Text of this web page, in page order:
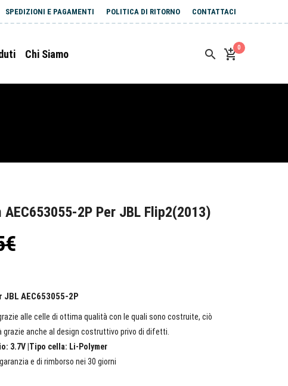
SPEDIZIONI E PAGAMENTI POLITICA DI RITORNO CONTATTACI
Chi Siamo
0
2P Per JBL Flip2(2013)
AEC653055-2P
alle celle di ottima qualità con le quali sono costruite, ciò
grazie anche al design costruttivo privo di difetti.
3.7V |Tipo cella: Li-Polymer
e di rimborso nei 30 giorni